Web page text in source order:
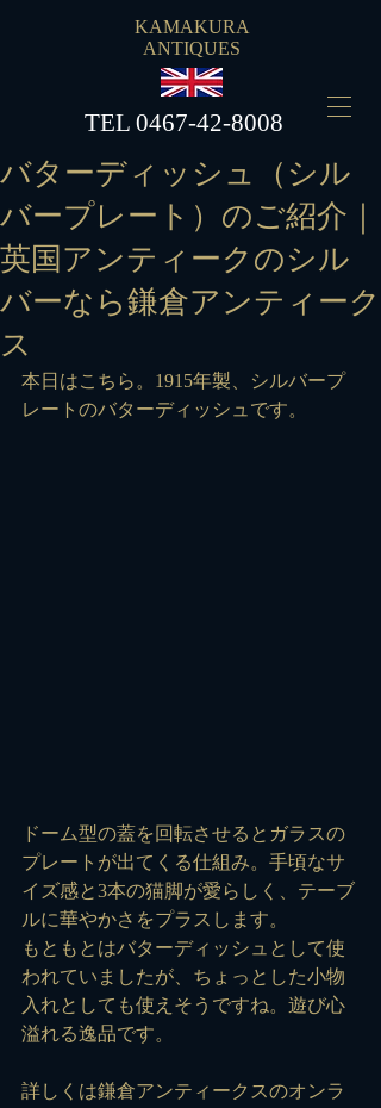
KAMAKURA
ANTIQUES
​TEL 0467-42-8008
バターディッシュ（シル
バープレート）のご紹介｜
英国アンティークのシル
バーなら鎌倉アンティーク
ス
本日はこちら。1915年製、シルバープ
レートのバターディッシュです。
ドーム型の蓋を回転させるとガラスの
プレートが出てくる仕組み。手頃なサ
イズ感と3本の猫脚が愛らしく、テーブ
ルに華やかさをプラスします。
もともとはバターディッシュとして使
われていましたが、ちょっとした小物
入れとしても使えそうですね。遊び心
溢れる逸品です。
詳しくは鎌倉アンティークスのオンラ